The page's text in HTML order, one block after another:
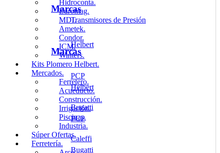
Transmisores de Presión
Marcas
Helbert
PCP
Bugatti
Marcas
Helbert
PCP
Bugatti
Caleffi
Hidroconta.
Euromag.
MDI.
Ametek.
Condor.
ICM.
Winters.
Kits Plomero Helbert.
Mercados.
Ferretero.
Acueducto.
Construcción.
Irrigación.
Piscinas.
Industria.
Súper Ofertas.
Ferretería.